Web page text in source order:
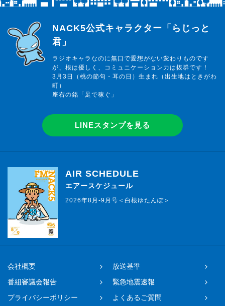
らじっと君
NACK5公式キャラクター「らじっと
君」
ラジオキャラなのに無口で愛想がない変わりものです
が、根は優しく、コミュニケーション力は抜群です！
3月3日（桃の節句・耳の日）生まれ（出生地はときがわ
町）
座右の銘「足で稼ぐ」
LINEスタンプを見る
AIR SCHEDULE
エアースケジュール
2026年8月-9月号＜白根ゆたんぽ＞
会社概要
放送基準
番組審議会報告
緊急地震速報
プライバシーポリシー
よくあるご質問